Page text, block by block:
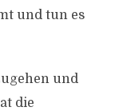
und tun es
und
die